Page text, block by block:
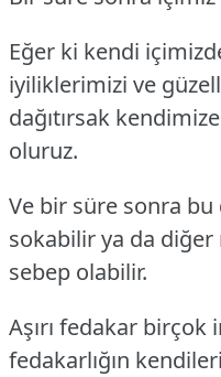
Eğer ki kendi
iyiliklerimizi ve
dağıtırsak
oluruz.
Ve bir süre sonra
sokabilir ya da
sebep olabilir.
Aşırı fedakar birçok
fedakarlığın